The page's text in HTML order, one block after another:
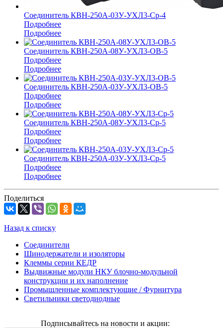
Соединитель КВН-250А-03У-УХЛ3-Ср-4
Подробнее
Подробнее
Соединитель КВН-250А-08У-УХЛ3-ОВ-5
Подробнее
Подробнее
Соединитель КВН-250А-03У-УХЛ3-ОВ-5
Подробнее
Подробнее
Соединитель КВН-250А-08У-УХЛ3-Ср-5
Подробнее
Подробнее
Соединитель КВН-250А-03У-УХЛ3-Ср-5
Подробнее
Подробнее
Поделиться
Назад к списку
Соединители
Шинодержатели и изоляторы
Клеммы серии КЕДР
Выдвижные модули НКУ блочно-модульной
конструкции и их наполнение
Промышленные комплектующие / Фурнитура
Светильники светодиодные
Подписывайтесь на новости и акции: